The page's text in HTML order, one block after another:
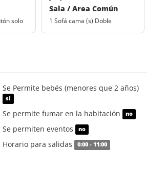
solo
Sala / Area Común
1 Sofá cama (s) Doble
Se Permite bebés (menores que 2 años)
sí
Se permite fumar en la habitación no
Se permiten eventos no
Horario para salidas 0:00 - 11:00